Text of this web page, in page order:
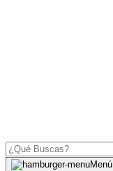
Menú
OJO